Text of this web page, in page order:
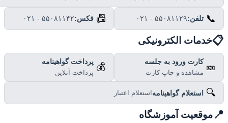
📞 تلفن:۰۲۱ - ۵۵۰۸۱۱۲۹ 📠 فکس:۰۲۱ - ۵۵۰۸۱۱۴۲
خدمات الکترونیکی
🎫 کارت ورود به جلسه
مشاهده و چاپ کارت
💰 پرداخت گواهینامه
پرداخت آنلاین
🔍 استعلام گواهینامهاستعلام اعتبار
موقعیت آموزشگاه